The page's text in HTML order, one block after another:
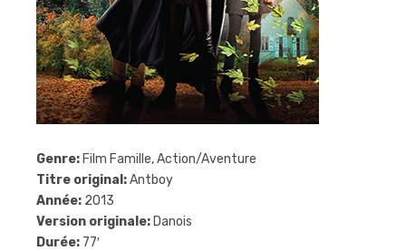
Genre: Film Famille, Action/Aventure
Titre original:Antboy
Année: 2013
Version originale: Danois
Durée: 77′